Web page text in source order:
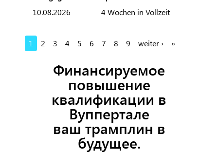
Финансируемое
повышение
квалификации в
Вуппертале
ваш трамплин в
будущее.